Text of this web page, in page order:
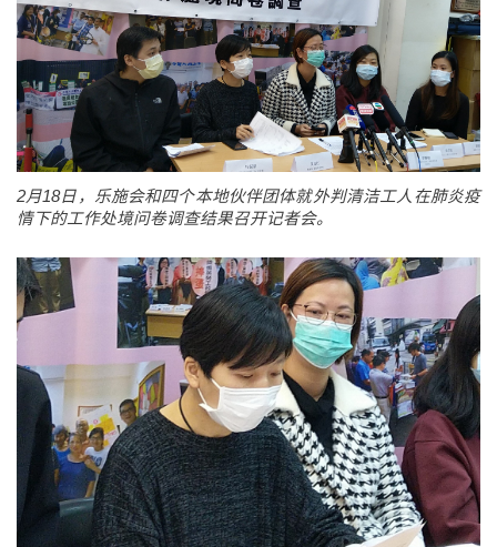
2月18日，乐施会和四个本地伙伴团体就外判清洁工人在肺炎疫
情下的工作处境问卷调查结果召开记者会。